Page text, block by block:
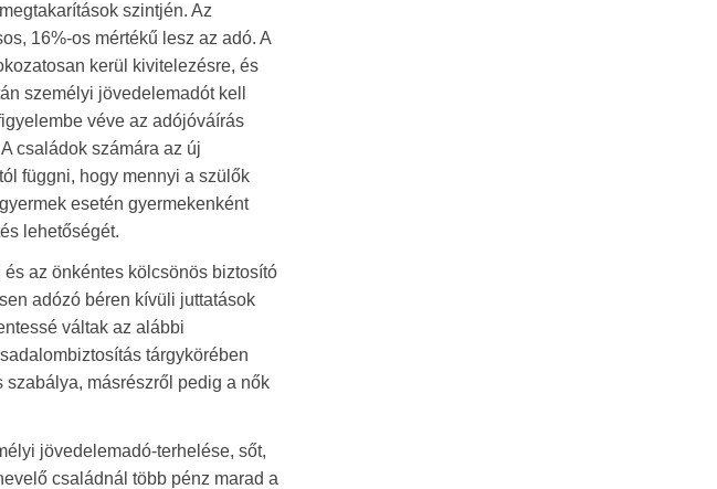
szintjén. Az
16%-os mértékű lesz az adó. A
kerül kivitelezésre, és
személyi jövedelemadót kell
véve az adójóváírás
családok számára az új
függni, hogy mennyi a szülők
esetén gyermekenként
lehetőségét.
az önkéntes kölcsönös biztosító
adózó béren kívüli juttatások
váltak az alábbi
tárgykörében
másrészről pedig a nők
jövedelemadó-terhelése, sőt,
családnál több pénz marad a